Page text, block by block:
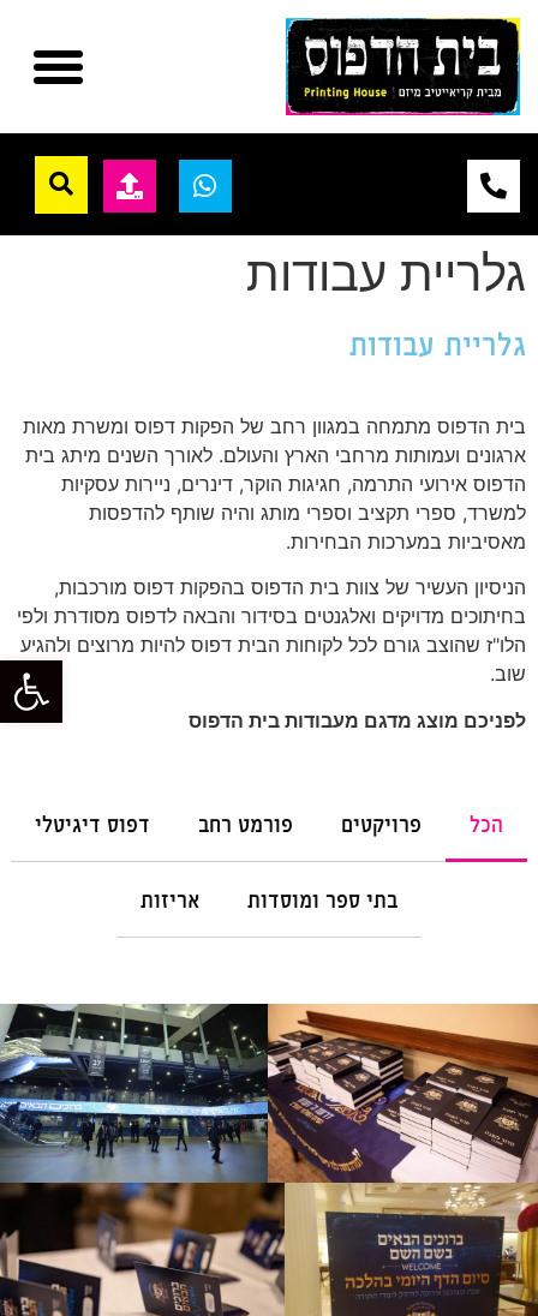
פתח
גלריית עבודות
גלריית עבודות
בית הדפוס מתמחה במגוון רחב של הפקות דפוס ומשרת מאות
ארגונים ועמותות מרחבי הארץ והעולם. לאורך השנים מיתג בית
הדפוס אירועי התרמה, חגיגות הוקר, דינרים, ניירות עסקיות
למשרד, ספרי תקציב וספרי מותג והיה שותף להדפסות
מאסיביות במערכות הבחירות.
הניסיון העשיר של צוות בית הדפוס בהפקות דפוס מורכבות,
בחיתוכים מדויקים ואלגנטים בסידור והבאה לדפוס מסודרת ולפי
הלו"ז שהוצב גורם לכל לקוחות הבית דפוס להיות מרוצים ולהגיע
שוב.
לפניכם מוצג מדגם מעבודות בית הדפוס
הכל פרויקטים פורמט רחב דפוס דיגיטלי
בתי ספר ומוסדות אריזות